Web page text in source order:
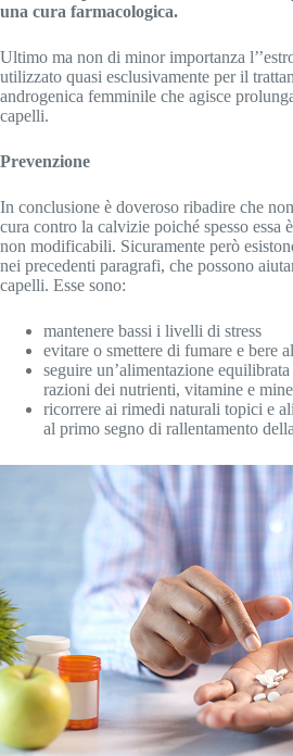
una cura farmacologica.
Ultimo ma non di minor importanza
utilizzato quasi esclusivamente per il
androgenica femminile che agisce
capelli.
Prevenzione
In conclusione è doveroso ribadire che
cura contro la calvizie poiché spesso essa
non modificabili. Sicuramente però
nei precedenti paragrafi, che possono
capelli. Esse sono:
mantenere bassi i livelli di stress
evitare o smettere di fumare e bere
seguire un’alimentazione
razioni dei nutrienti, vitamine e
ricorrere ai rimedi naturali topici e
al primo segno di rallentamento